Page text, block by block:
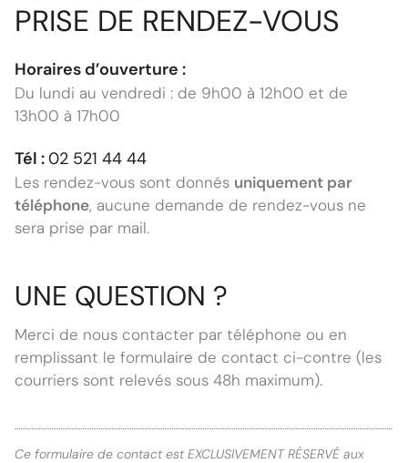
PRISE DE RENDEZ-VOUS
Horaires d’ouverture :
Du lundi au vendredi : de 9h00 à 12h00 et de
13h00 à 17h00
Tél :02 521 44 44
Les rendez-vous sont donnés uniquement par
téléphone, aucune demande de rendez-vous ne
sera prise par mail.
UNE QUESTION ?
Merci de nous contacter par téléphone ou en
remplissant le formulaire de contact ci-contre (les
courriers sont relevés sous 48h maximum).
Ce formulaire de contact est EXCLUSIVEMENT RÉSERVÉ aux